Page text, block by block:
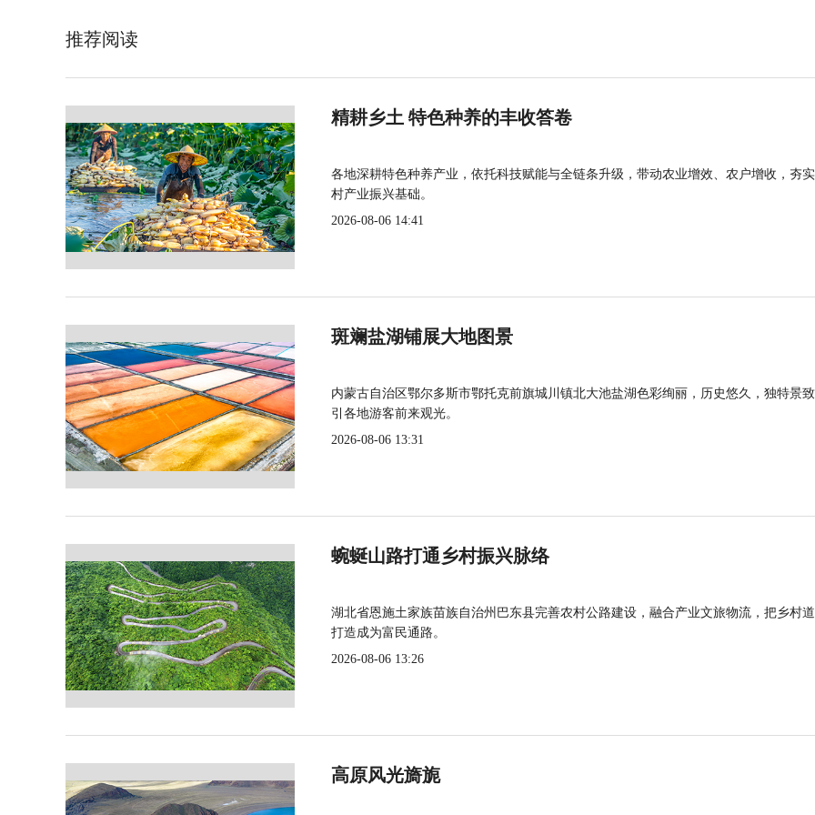
推荐阅读
精耕乡土 特色种养的丰收答卷
各地深耕特色种养产业，依托科技赋能与全链条升级，带动农业增效、农户增收，夯
村产业振兴基础。
2026-08-06 14:41
斑斓盐湖铺展大地图景
内蒙古自治区鄂尔多斯市鄂托克前旗城川镇北大池盐湖色彩绚丽，历史悠久，独特景
引各地游客前来观光。
2026-08-06 13:31
蜿蜒山路打通乡村振兴脉络
湖北省恩施土家族苗族自治州巴东县完善农村公路建设，融合产业文旅物流，把乡村
打造成为富民通路。
2026-08-06 13:26
高原风光旖旎